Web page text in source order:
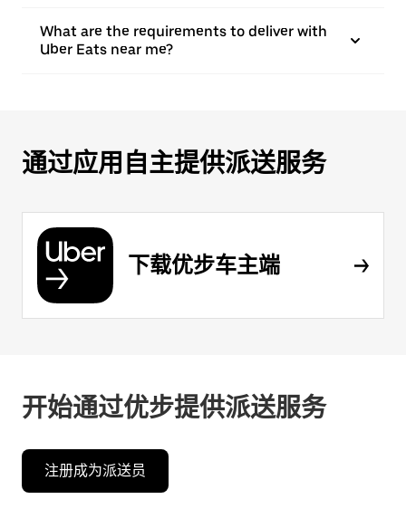
What are the requirements to deliver with
Uber Eats near me?
通过应用自主提供派送服务
下载优步车主端
开始通过优步提供派送服务
注册成为派送员